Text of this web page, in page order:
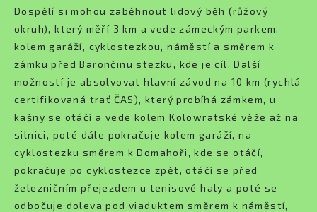
Dospělí si mohou zaběhnout lidový běh (růžový
okruh), který měří 3 km a vede zámeckým parkem,
kolem garáží, cyklostezkou, náměstí a směrem k
zámku před Barončinu stezku, kde je cíl. Další
možností je absolvovat hlavní závod na 10 km (rychlá
certifikovaná trať ČAS), který probíhá zámkem, u
kašny se otáčí a vede kolem Kolowratské věže až na
silnici, poté dále pokračuje kolem garáží, na
cyklostezku směrem k Domahoři, kde se otáčí,
pokračuje po cyklostezce zpět, otáčí se před
železničním přejezdem u tenisové haly a poté se
odbočuje doleva pod viaduktem směrem k náměstí,